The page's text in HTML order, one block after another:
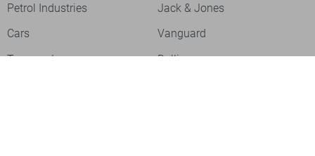
Petrol Industries
Jack & Jones
Cars
Vanguard
Tommy Jeans
Ballin